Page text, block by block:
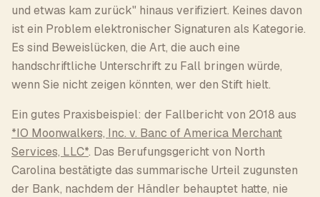
und etwas kam zurück" hinaus verifiziert. Keines davon
ist ein Problem elektronischer Signaturen als Kategorie.
Es sind Beweislücken, die Art, die auch eine
handschriftliche Unterschrift zu Fall bringen würde,
wenn Sie nicht zeigen könnten, wer den Stift hielt.
Ein gutes Praxisbeispiel: der Fallbericht von 2018 aus
*IO Moonwalkers, Inc. v. Banc of America Merchant
Services, LLC*. Das Berufungsgericht von North
Carolina bestätigte das summarische Urteil zugunsten
der Bank, nachdem der Händler behauptet hatte, nie